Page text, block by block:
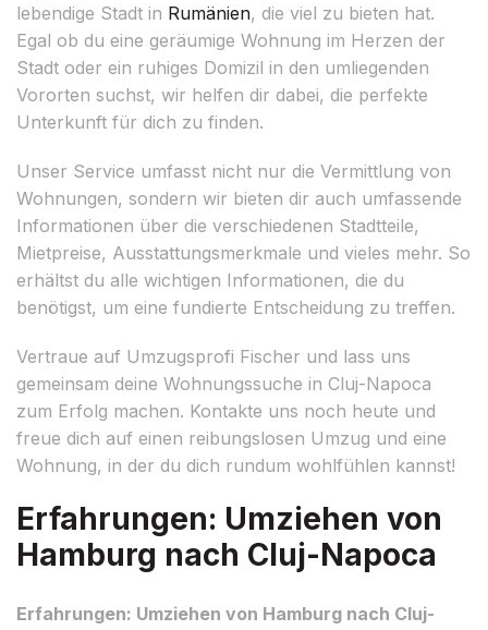
lebendige Stadt in Rumänien, die viel zu bieten hat.
Egal ob du eine geräumige Wohnung im Herzen der
Stadt oder ein ruhiges Domizil in den umliegenden
Vororten suchst, wir helfen dir dabei, die perfekte
Unterkunft für dich zu finden.
Unser Service umfasst nicht nur die Vermittlung von
Wohnungen, sondern wir bieten dir auch umfassende
Informationen über die verschiedenen Stadtteile,
Mietpreise, Ausstattungsmerkmale und vieles mehr. So
erhältst du alle wichtigen Informationen, die du
benötigst, um eine fundierte Entscheidung zu treffen.
Vertraue auf Umzugsprofi Fischer und lass uns
gemeinsam deine Wohnungssuche in Cluj-Napoca
zum Erfolg machen. Kontakte uns noch heute und
freue dich auf einen reibungslosen Umzug und eine
Wohnung, in der du dich rundum wohlfühlen kannst!
Erfahrungen: Umziehen von
Hamburg nach Cluj-Napoca
Erfahrungen: Umziehen von Hamburg nach Cluj-